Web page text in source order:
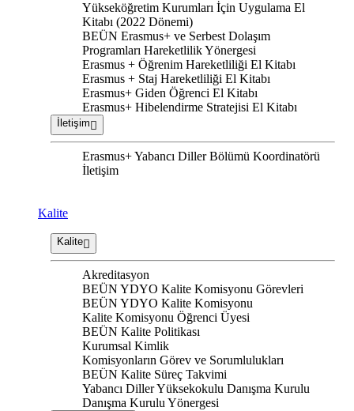
Yükseköğretim Kurumları İçin Uygulama El
Kitabı (2022 Dönemi)
BEÜN Erasmus+ ve Serbest Dolaşım
Programları Hareketlilik Yönergesi
Erasmus + Öğrenim Hareketliliği El Kitabı
Erasmus + Staj Hareketliliği El Kitabı
Erasmus+ Giden Öğrenci El Kitabı
Erasmus+ Hibelendirme Stratejisi El Kitabı
İletişim
Erasmus+ Yabancı Diller Bölümü Koordinatörü
İletişim
Kalite
Kalite
Akreditasyon
BEÜN YDYO Kalite Komisyonu Görevleri
BEÜN YDYO Kalite Komisyonu
Kalite Komisyonu Öğrenci Üyesi
BEÜN Kalite Politikası
Kurumsal Kimlik
Komisyonların Görev ve Sorumlulukları
BEÜN Kalite Süreç Takvimi
Yabancı Diller Yüksekokulu Danışma Kurulu
Danışma Kurulu Yönergesi